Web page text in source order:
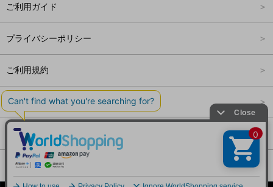
25,001円～
ご利用ガイド
プライバシーポリシー
ご利用規約
特定商取引法に関する表記
会社概要
ログアウト